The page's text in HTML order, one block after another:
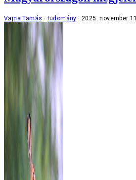
Vajna Tamás tudomány 2025. november 11.